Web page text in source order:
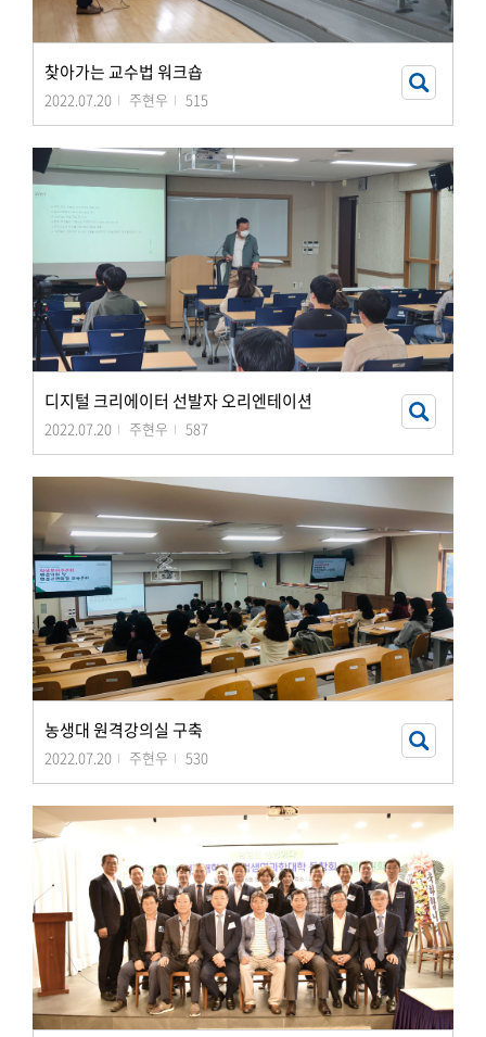
찾아가는 교수법 워크숍
2022.07.20 주현우 515
디지털 크리에이터 선발자 오리엔테이션
2022.07.20 주현우 587
농생대 원격강의실 구축
2022.07.20 주현우 530